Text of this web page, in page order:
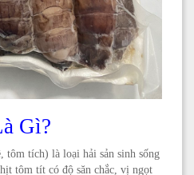
Gì?
tôm tích) là loại hải sản sinh sống
tôm tít có độ săn chắc, vị ngọt